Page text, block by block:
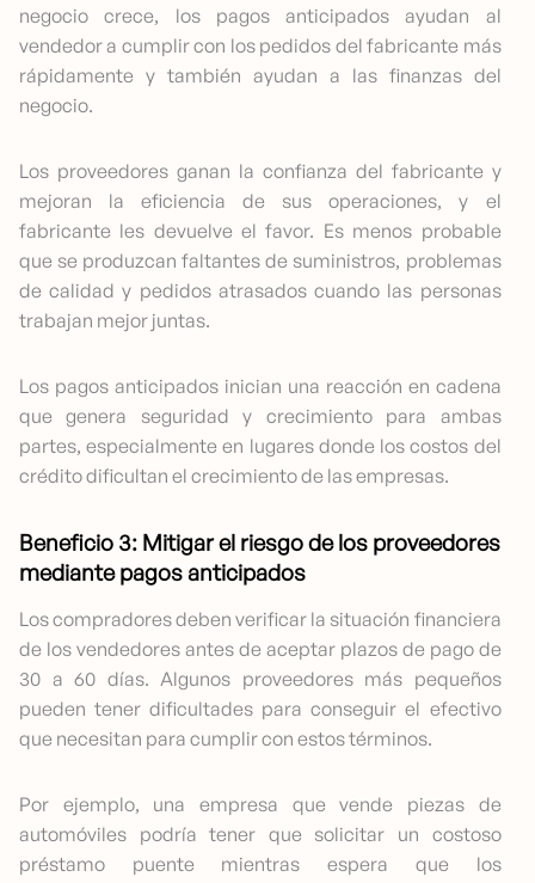
negocio crece, los pagos anticipados ayudan al
vendedor a cumplir con los pedidos del fabricante más
rápidamente y también ayudan a las finanzas del
negocio.
Los proveedores ganan la confianza del fabricante y
mejoran la eficiencia de sus operaciones, y el
fabricante les devuelve el favor. Es menos probable
que se produzcan faltantes de suministros, problemas
de calidad y pedidos atrasados cuando las personas
trabajan mejor juntas.
Los pagos anticipados inician una reacción en cadena
que genera seguridad y crecimiento para ambas
partes, especialmente en lugares donde los costos del
crédito dificultan el crecimiento de las empresas.
Beneficio 3: Mitigar el riesgo de los proveedores
mediante pagos anticipados
Los compradores deben verificar la situación financiera
de los vendedores antes de aceptar plazos de pago de
30 a 60 días. Algunos proveedores más pequeños
pueden tener dificultades para conseguir el efectivo
que necesitan para cumplir con estos términos.
Por ejemplo, una empresa que vende piezas de
automóviles podría tener que solicitar un costoso
préstamo puente mientras espera que los